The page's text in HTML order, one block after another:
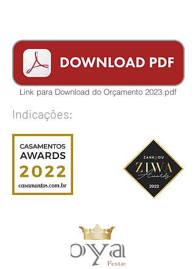
Link para Download do Orçamento 2023.pdf
Indicações: